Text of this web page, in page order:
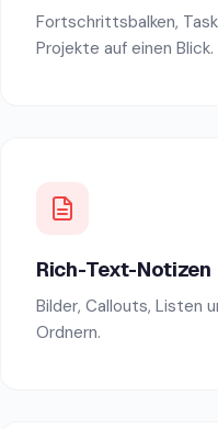
Fortschrittsbalken,
Projekte auf einen Blick.
Rich-Text-Notizen
Bilder, Callouts, Listen
Ordnern.